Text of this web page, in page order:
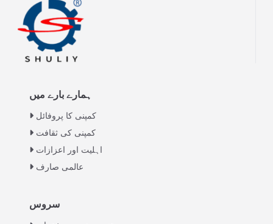
ہمارے بارے میں
کمپنی کا پروفائل
کمپنی کی ثقافت
اہلیت اور اعزازات
عالمی صارف
سروس